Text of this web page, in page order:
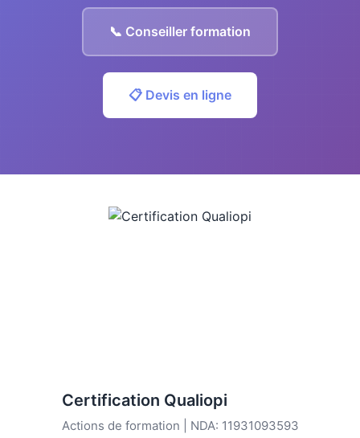
📞 Conseiller formation
📋 Devis en ligne
Certification Qualiopi
Actions de formation | NDA: 11931093593